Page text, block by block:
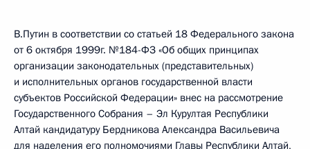
В.Путин в соответствии со статьей 18 Федерального закона
от 6 октября 1999г. №184-ФЗ «Об общих принципах
организации законодательных (представительных)
и исполнительных органов государственной власти
субъектов Российской Федерации» внес на рассмотрение
Государственного Собрания – Эл Курултая Республики
Алтай кандидатуру Бердникова Александра Васильевича
для наделения его полномочиями Главы Республики Алтай,